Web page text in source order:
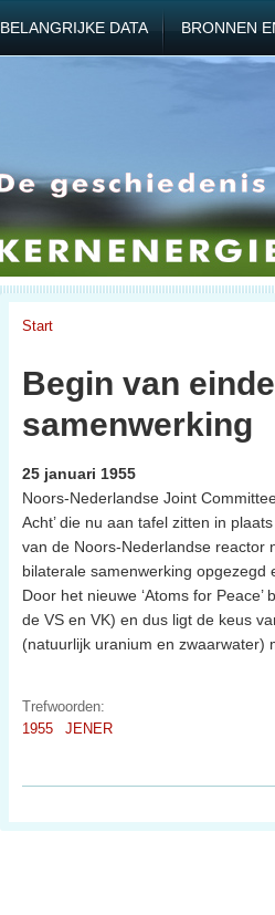
BELANGRIJKE DATA BRONNEN
Start
Begin van
samenwerking
25 januari 1955
Noors-Nederlandse Joint
Acht’ die nu aan tafel zitten in
van de Noors-Nederlandse reactor
bilaterale samenwerking opgezegd
Door het nieuwe ‘Atoms for
de VS en VK) en dus ligt de keus
(natuurlijk uranium en zwaarwater)
Trefwoorden:
1955
JENER